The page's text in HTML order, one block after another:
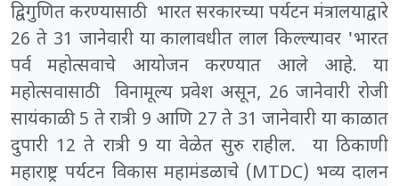
द्विगुणित करण्यासाठी भारत सरकारच्या पर्यटन मंत्रालयाद्वारे
26 ते 31 जानेवारी या कालावधीत लाल किल्ल्यावर 'भारत
पर्व महोत्सवाचे आयोजन करण्यात आले आहे. या
महोत्सवासाठी विनामूल्य प्रवेश असून, 26 जानेवारी रोजी
सायंकाळी 5 ते रात्री 9 आणि 27 ते 31 जानेवारी या काळात
दुपारी 12 ते रात्री 9 या वेळेत सुरु राहील. या ठिकाणी
महाराष्ट्र पर्यटन विकास महामंडळाचे (MTDC) भव्य दालन